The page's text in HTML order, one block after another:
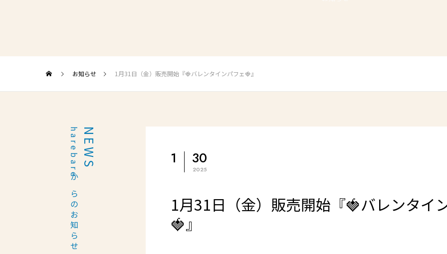
お知らせ 1月31日（金）販売開始『🍓バレンタインパフェ🍓』
NEWS
harebareからのお知らせ 1 30
2025
1月31日（金）販売開始『🍓バレンタイ
🍓』